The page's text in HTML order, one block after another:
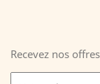
Recevez nos